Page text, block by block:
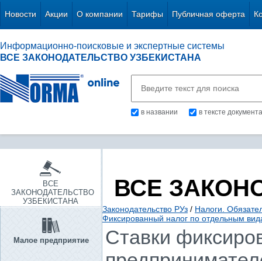
Новости Акции О компании Тарифы Публичная оферта
Информационно-поисковые и экспертные системы
ВСЕ ЗАКОНОДАТЕЛЬСТВО УЗБЕКИСТАНА
в названии в тексте документа
ВСЕ
ЗАКОНОДАТЕЛЬСТВО
УЗБЕКИСТАНА
Малое предприятие
ВСЕ
Законодательство РУз / Налоги.
Фиксированный налог по отдельным
Ставки